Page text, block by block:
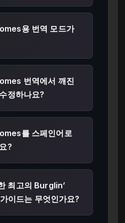
용 번역 모드가
번역에서 깨진
정하나요?
를 스페인어로
?
최고의 Burglin’
이드는 무엇인가요?